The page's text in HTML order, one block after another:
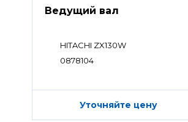
Ведущий вал
HITACHI ZX130W
0878104
Уточняйте цену